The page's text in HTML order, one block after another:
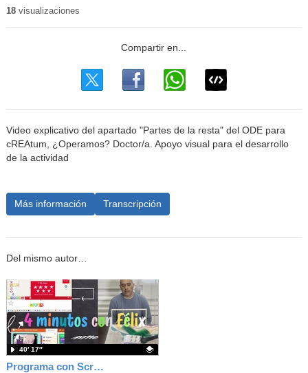
18visualizaciones
Video explicativo del apartado "Partes de la resta" del ODE para
cREAtum, ¿Operamos? Doctor/a. Apoyo visual para el desarrollo
de la actividad
Más información Transcripción
Del mismo autor…
Programa con Scratch, 8 diferentes juegos para vivir la emoción de los partidos de España en el mundial 2026
40′ 17″